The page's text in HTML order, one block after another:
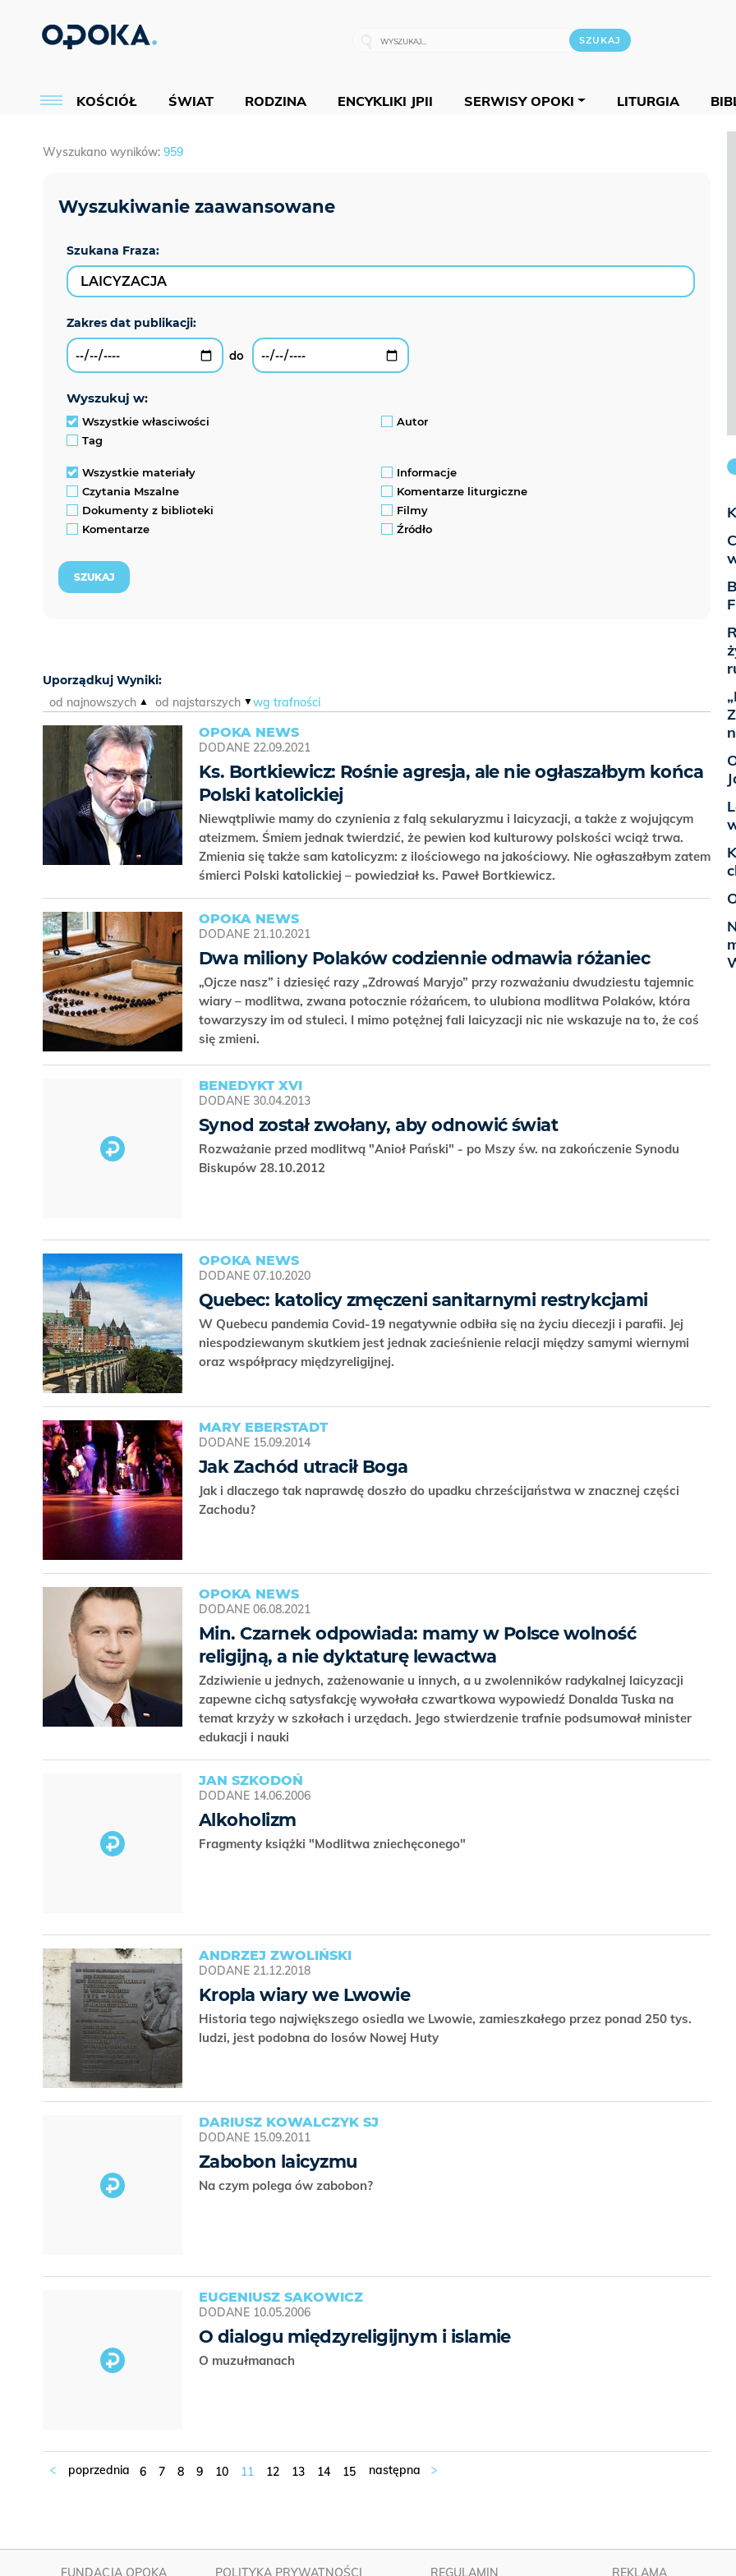
KOŚCIÓŁ ŚWIAT RODZINA ENCYKLIKI JPII SERWISY OPOKI LITURGIA
Wyszukano wyników: 959
Szukana Fraza:
wyszukuj w:
Wszystkie własciwości
Autor
Tag
Wszystkie materiały
Informacje
Czytania Mszalne
Komentarze liturgiczne
Dokumenty z biblioteki
Filmy
Komentarze
Źródło
Uporządkuj Wyniki:
od najnowszych
od najstarszych wg trafności
OPOKA NEWS
DODANE 22.09.2021
Ks. Bortkiewicz: Rośnie agresja, ale nie ogłaszałbym końca
Polski katolickiej
Niewątpliwie mamy do czynienia z falą sekularyzmu i laicyzacji, a także z wojującym
ateizmem. Śmiem jednak twierdzić, że pewien kod kulturowy polskości wciąż trwa.
Zmienia się także sam katolicyzm: z ilościowego na jakościowy. Nie ogłaszałbym zatem
śmierci Polski katolickiej – powiedział ks. Paweł Bortkiewicz.
OPOKA NEWS
DODANE 21.10.2021
Dwa miliony Polaków codziennie odmawia różaniec
„Ojcze nasz” i dziesięć razy „Zdrowaś Maryjo” przy rozważaniu dwudziestu tajemnic
wiary – modlitwa, zwana potocznie różańcem, to ulubiona modlitwa Polaków, która
towarzyszy im od stuleci. I mimo potężnej fali laicyzacji nic nie wskazuje na to, że coś
się zmieni.
BENEDYKT XVI
DODANE 30.04.2013
Synod został zwołany, aby odnowić świat
Rozważanie przed modlitwą "Anioł Pański" - po Mszy św. na zakończenie Synodu
Biskupów 28.10.2012
OPOKA NEWS
DODANE 07.10.2020
Quebec: katolicy zmęczeni sanitarnymi restrykcjami
W Quebecu pandemia Covid-19 negatywnie odbiła się na życiu diecezji i parafii. Jej
niespodziewanym skutkiem jest jednak zacieśnienie relacji między samymi wiernymi
oraz współpracy międzyreligijnej.
MARY EBERSTADT
DODANE 15.09.2014
Jak Zachód utracił Boga
Jak i dlaczego tak naprawdę doszło do upadku chrześcijaństwa w znacznej części
Zachodu?
OPOKA NEWS
DODANE 06.08.2021
Min. Czarnek odpowiada: mamy w Polsce wolność
religijną, a nie dyktaturę lewactwa
Zdziwienie u jednych, zażenowanie u innych, a u zwolenników radykalnej laicyzacji
zapewne cichą satysfakcję wywołała czwartkowa wypowiedź Donalda Tuska na
temat krzyży w szkołach i urzędach. Jego stwierdzenie trafnie podsumował minister
edukacji i nauki
JAN SZKODOŃ
DODANE 14.06.2006
Alkoholizm
Fragmenty książki "Modlitwa zniechęconego"
ANDRZEJ ZWOLIŃSKI
DODANE 21.12.2018
Kropla wiary we Lwowie
Historia tego największego osiedla we Lwowie, zamieszkałego przez ponad 250 tys.
ludzi, jest podobna do losów Nowej Huty
DARIUSZ KOWALCZYK SJ
DODANE 15.09.2011
Zabobon laicyzmu
Na czym polega ów zabobon?
EUGENIUSZ SAKOWICZ
DODANE 10.05.2006
O dialogu międzyreligijnym i islamie
O muzułmanach
6 7 8 9 10 11 12 13 14 15
FUNDACJA OPOKA POLITYKA PRYWATNOŚCI REGULAMIN REKLAMA